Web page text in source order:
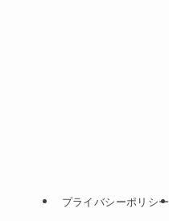
プライバシーポリシー